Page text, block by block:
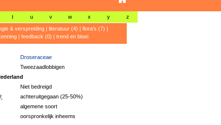
t u v w x y z
& verspreiding| literatuur (4) | flora's (7) |
| feedback (0) | trend en bloei
Droseraceae
Tweezaadlobbigen
Niet bedreigd
achteruitgegaan (25-50%)
algemene soort
oorspronkelijk inheems